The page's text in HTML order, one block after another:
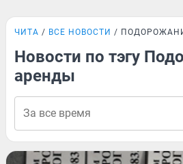
ЧИТА ВСЕ НОВОСТИ
Новости по тэгу
аренды